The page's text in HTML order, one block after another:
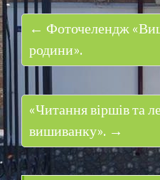
← Фоточелендж
родини».
«Читання віршів та
вишиванку». →